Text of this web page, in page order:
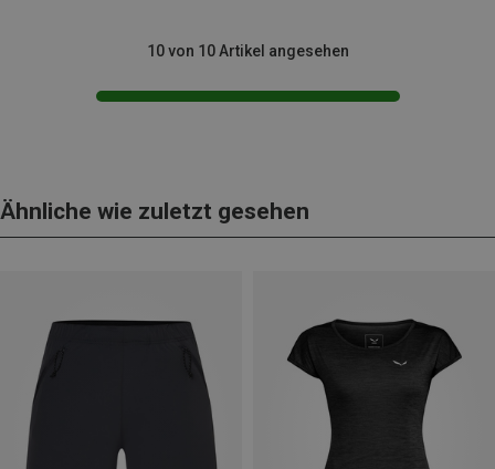
10 von 10 Artikel angesehen
Ähnliche wie zuletzt gesehen